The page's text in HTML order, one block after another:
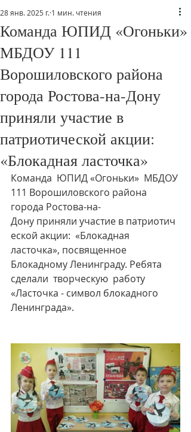
Команда ЮПИД «Огоньки»
МБДОУ 111
Ворошиловского района
города Ростова-на-Дону
приняли участие в
патриотической акции:
«Блокадная ласточка»
28 янв. 2025 г. 1 мин. чтения
Команда  ЮПИД «Огоньки»  МБДОУ
111 Ворошиловского района
города Ростова-на-
Дону приняли участие в патриотич
еской акции:  «Блокадная
ласточка», посвященное
Блокадному Ленинграду. Ребята
сделали  творческую  работу
«Ласточка - символ блокадного
Ленинграда».